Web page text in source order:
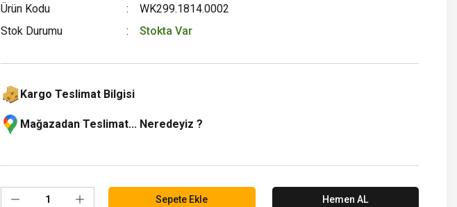
Ürün Kodu
WK299.1814.0002
Stok Durumu
Stokta Var
Kargo Teslimat Bilgisi
Mağazadan Teslimat... Neredeyiz ?
Sepete Ekle Hemen AL